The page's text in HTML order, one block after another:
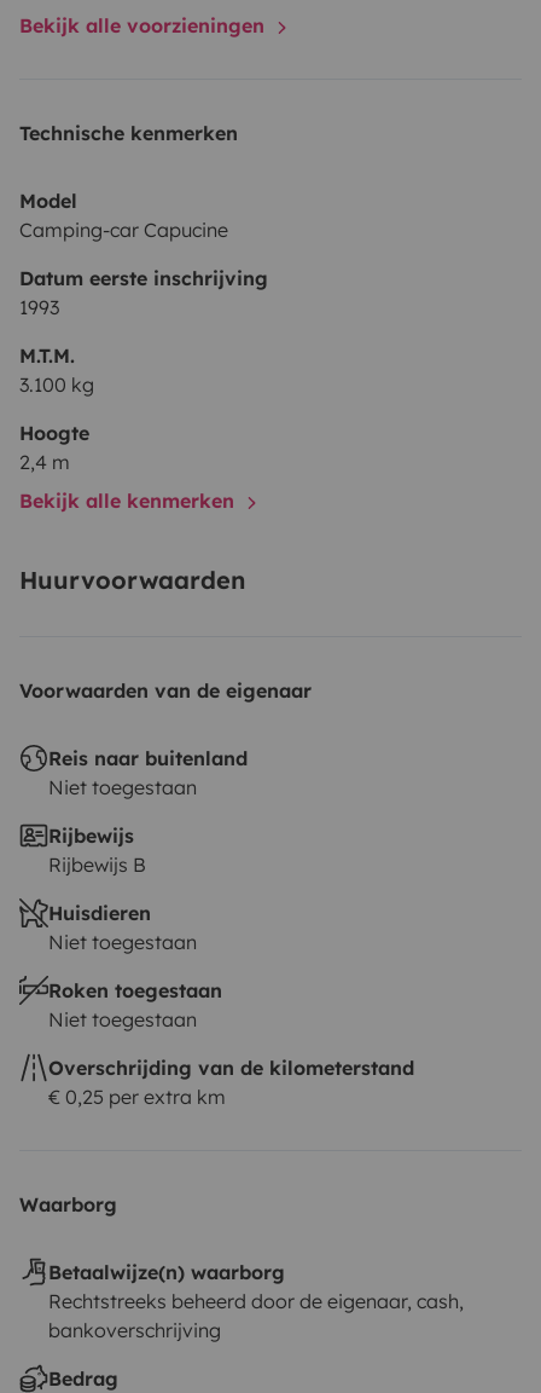
Bekijk alle voorzieningen
Technische kenmerken
Model
Camping-car Capucine
Datum eerste inschrijving
1993
M.T.M.
3.100 kg
Hoogte
2,4 m
Bekijk alle kenmerken
Huurvoorwaarden
Voorwaarden van de eigenaar
Reis naar buitenland
Niet toegestaan
Rijbewijs
Rijbewijs B
Huisdieren
Niet toegestaan
Roken toegestaan
Niet toegestaan
Overschrijding van de kilometerstand
€ 0,25 per extra km
Waarborg
Betaalwijze(n) waarborg
Rechtstreeks beheerd door de eigenaar, cash,
bankoverschrijving
Bedrag